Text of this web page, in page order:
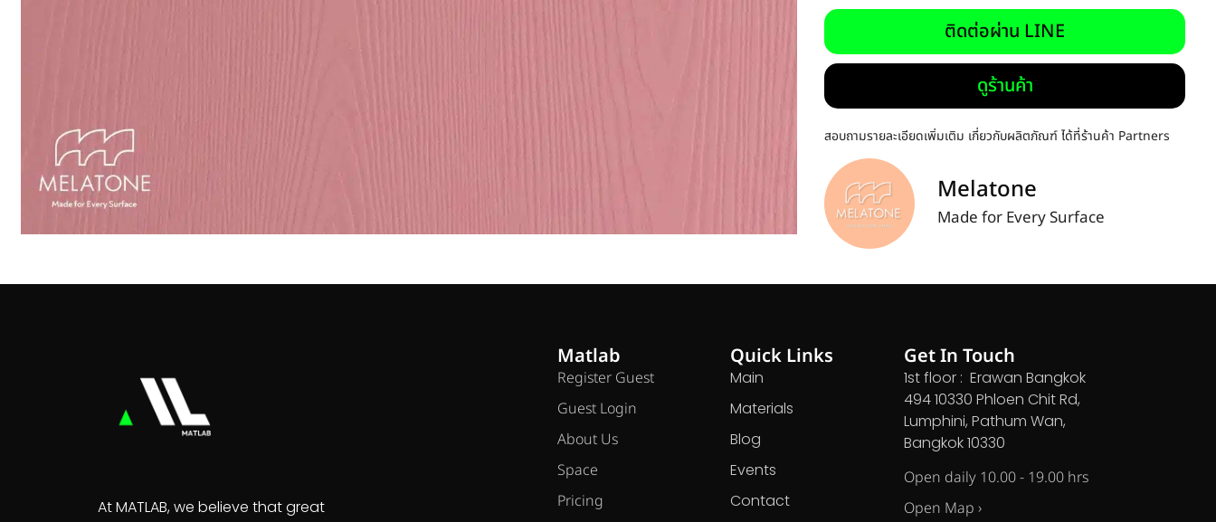
ติดต่อผ่าน LINE
ดูร้านค้า
สอบถามรายละเอียดเพิ่มเติม เกี่ยวกับผลิตภัณฑ์ ได้ที่ร้านค้า Partners
Melatone
Made for Every Surface
At MATLAB, we believe that great
Matlab
Register Guest
Guest Login
About Us
Space
Pricing
Quick Links
Main
Materials
Blog
Events
Contact
Get In Touch
1st floor : Erawan Bangkok
494 10330 Phloen Chit Rd,
Lumphini, Pathum Wan,
Bangkok 10330
Open daily 10.00 - 19.00 hrs
Open Map ›